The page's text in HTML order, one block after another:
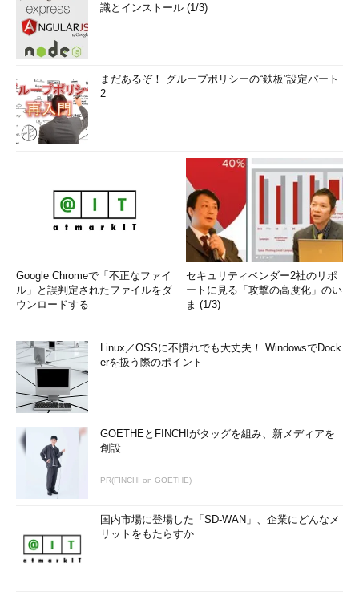
識とインストール (1/3)
まだあるぞ！ グループポリシーの“鉄板”設定パート
2
Google Chromeで「不正なファイ
ル」と誤判定されたファイルをダ
ウンロードする
セキュリティベンダー2社のリポ
ートに見る「攻撃の高度化」のい
ま (1/3)
Linux／OSSに不慣れでも大丈夫！ WindowsでDock
erを扱う際のポイント
GOETHEとFINCHIがタッグを組み、新メディアを
創設
PR(FINCHI on GOETHE)
国内市場に登場した「SD-WAN」、企業にどんなメ
リットをもたらすか